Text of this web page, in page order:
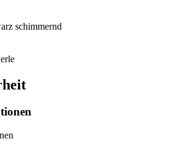
schimmernd